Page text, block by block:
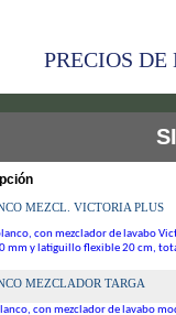
PRECIOS
MEZCL. VICTORIA PLUS
con mezclador de lavabo
mm y latiguillo flexible 20 cm,
MEZCLADOR TARGA
con mezclador de lavabo